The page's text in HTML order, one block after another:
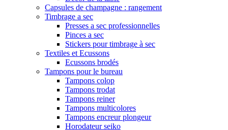
Capsules de champagne : rangement
Timbrage a sec
Presses a sec professionnelles
Pinces a sec
Stickers pour timbrage à sec
Textiles et Ecussons
Ecussons brodés
Tampons pour le bureau
Tampons colop
Tampons trodat
Tampons reiner
Tampons multicolores
Tampons encreur plongeur
Horodateur seiko